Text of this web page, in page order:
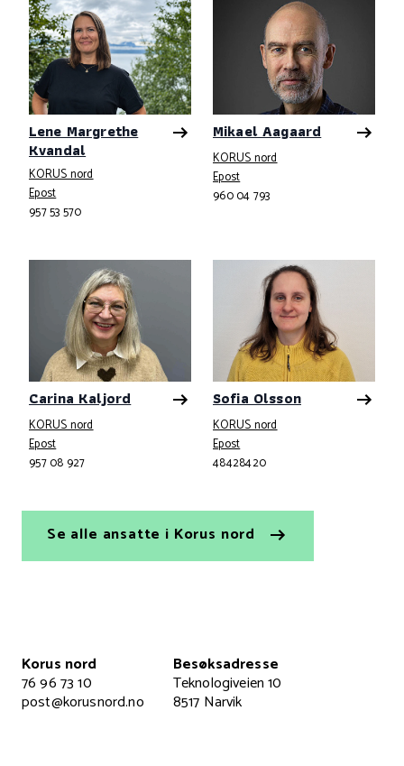
Lene Margrethe
Kvandal
KORUS nord
EpostTelefonnummer
957 53 570
Mikael Aagaard
KORUS nord
EpostTelefonnummer
960 04 793
Carina Kaljord
KORUS nord
EpostTelefonnummer
957 08 927
Sofia Olsson
KORUS nord
EpostTelefonnummer
48428420
Se alle ansatte i Korus nord
Korus nord
76 96 73 10
post@korusnord.no
Besøksadresse
Teknologiveien 10
8517 Narvik